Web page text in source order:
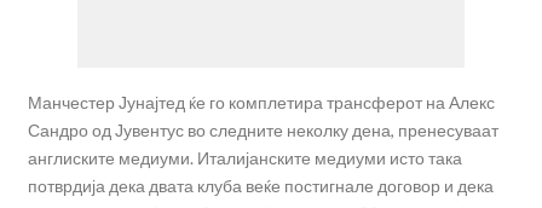
Манчестер Јунајтед ќе го комплетира трансферот на Алекс
Сандро од Јувентус во следните неколку дена, пренесуваат
англиските медиуми. Италијанските медиуми исто така
потврдија дека двата клуба веќе постигнале договор и дека